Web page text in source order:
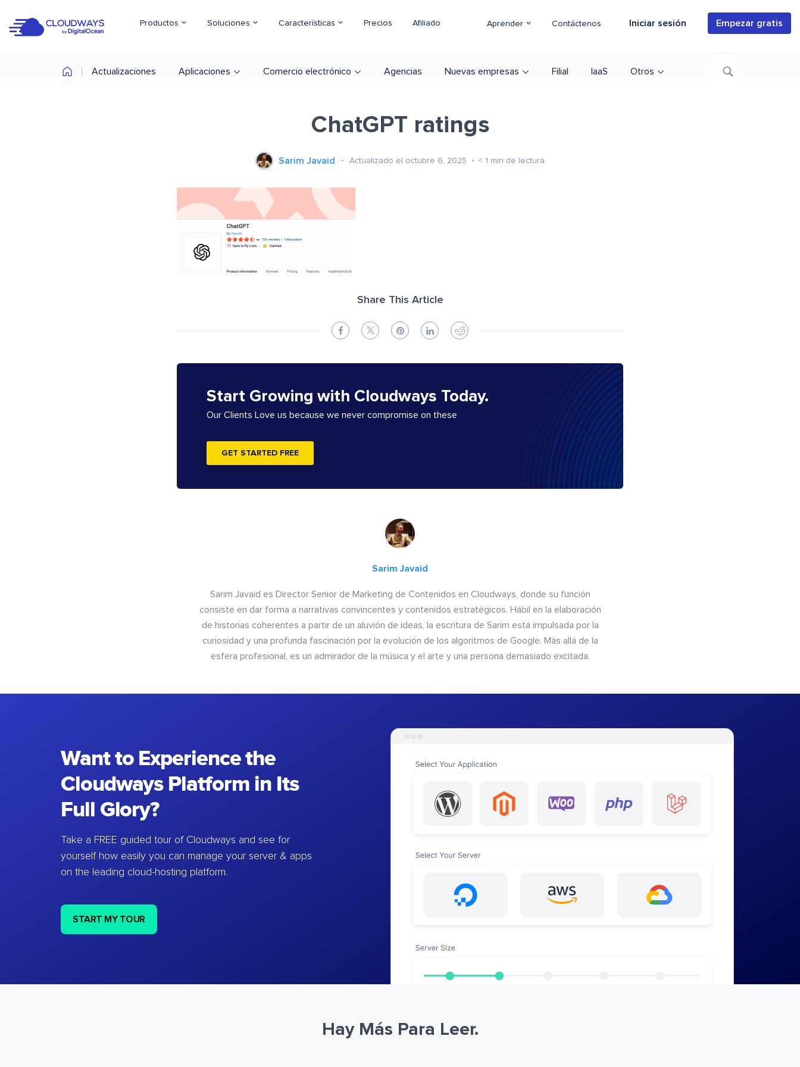
Productos Soluciones Características Precios Afiliado Aprender Contáctenos Iniciar sesión Empezar gratis
Actualizaciones Aplicaciones Comercio electrónico Agencias Nuevas empresas Filial IaaS Otros
ChatGPT ratings
Sarim Javaid Actualizado el octubre 6, 2025 < 1 min de lectura
Share This Article
Start Growing with Cloudways Today.
Our Clients Love us because we never compromise on these
GET STARTED FREE
Sarim Javaid
Sarim Javaid es Director Senior de Marketing de Contenidos en Cloudways, donde su función
consiste en dar forma a narrativas convincentes y contenidos estratégicos. Hábil en la elaboración
de historias coherentes a partir de un aluvión de ideas, la escritura de Sarim está impulsada por la
curiosidad y una profunda fascinación por la evolución de los algoritmos de Google. Más allá de la
esfera profesional, es un admirador de la música y el arte y una persona demasiado excitada.
Want to Experience the
Cloudways Platform in Its
Full Glory?
Take a FREE guided tour of Cloudways and see for
yourself how easily you can manage your server & apps
on the leading cloud-hosting platform.
START MY TOUR
Hay Más Para Leer.